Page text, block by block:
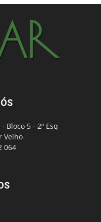
Bloco 5 - 2º Esq
Velho
064